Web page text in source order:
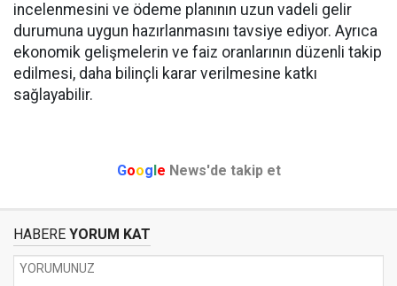
incelenmesini ve ödeme planının uzun vadeli gelir
durumuna uygun hazırlanmasını tavsiye ediyor. Ayrıca
ekonomik gelişmelerin ve faiz oranlarının düzenli takip
edilmesi, daha bilinçli karar verilmesine katkı
sağlayabilir.
Google News'de takip et
HABERE YORUM KAT